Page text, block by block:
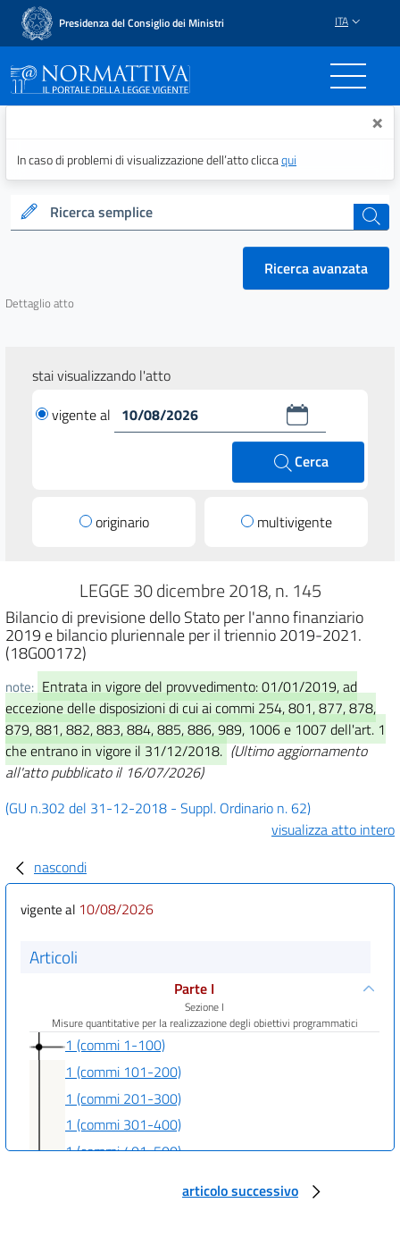
Presidenza del Consiglio dei Ministri ITA
Normattiva - Il portale ×
In caso di problemi di visualizzazione dell’atto cliccaqui
Ricerca semplice cerca
Ricerca avanzata
Dettaglio atto
stai visualizzando l'atto
vigente al
Cerca
originario multivigente
LEGGE 30 dicembre 2018, n. 145
Bilancio di previsione dello Stato per l'anno finanziario
2019 e bilancio pluriennale per il triennio 2019-2021.
(18G00172)
note: Entrata in vigore del provvedimento: 01/01/2019, ad
eccezione delle disposizioni di cui ai commi 254, 801, 877, 878,
879, 881, 882, 883, 884, 885, 886, 989, 1006 e 1007 dell'art. 1
che entrano in vigore il 31/12/2018. (Ultimo aggiornamento
all'atto pubblicato il 16/07/2026)
(GU n.302 del 31-12-2018 - Suppl. Ordinario n. 62)
visualizza atto intero
nascondi
vigente al 10/08/2026
Articoli
Parte I
Sezione I
Misure quantitative per la realizzazione degli obiettivi programmatici
1 (commi 1-100)
1 (commi 101-200)
1 (commi 201-300)
1 (commi 301-400)
1 (commi 401-500)
articolo successivo